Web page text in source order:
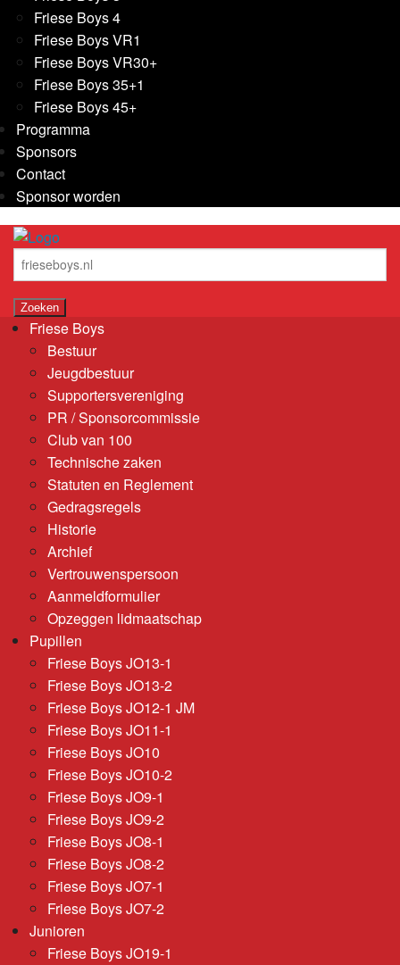
Friese Boys 4
Friese Boys VR1
Friese Boys VR30+
Friese Boys 35+1
Friese Boys 45+
Programma
Sponsors
Contact
Sponsor worden
Friese Boys
Bestuur
Jeugdbestuur
Supportersvereniging
PR / Sponsorcommissie
Club van 100
Technische zaken
Statuten en Reglement
Gedragsregels
Historie
Archief
Vertrouwenspersoon
Aanmeldformulier
Opzeggen lidmaatschap
Pupillen
Friese Boys JO13-1
Friese Boys JO13-2
Friese Boys JO12-1 JM
Friese Boys JO11-1
Friese Boys JO10
Friese Boys JO10-2
Friese Boys JO9-1
Friese Boys JO9-2
Friese Boys JO8-1
Friese Boys JO8-2
Friese Boys JO7-1
Friese Boys JO7-2
Junioren
Friese Boys JO19-1